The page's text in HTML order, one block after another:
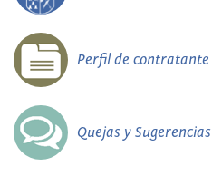
Perfil de contratante
Quejas y Sugerencias